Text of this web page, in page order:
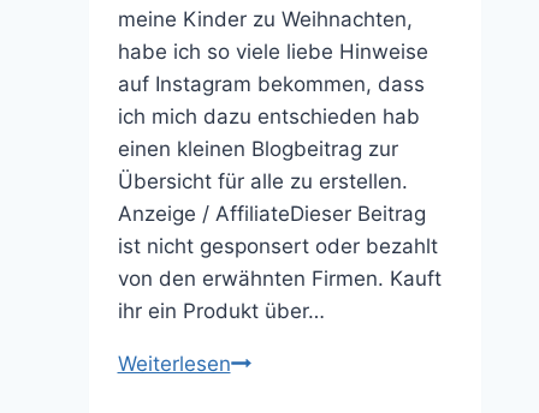
meine Kinder zu Weihnachten,
habe ich so viele liebe Hinweise
auf Instagram bekommen, dass
ich mich dazu entschieden hab
einen kleinen Blogbeitrag zur
Übersicht für alle zu erstellen.
Anzeige / AffiliateDieser Beitrag
ist nicht gesponsert oder bezahlt
von den erwähnten Firmen. Kauft
ihr ein Produkt über…
WeiterlesenDie